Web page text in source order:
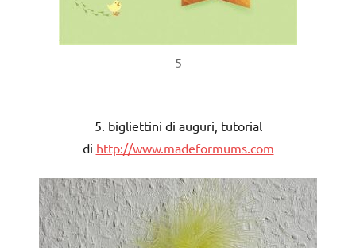
5
5. bigliettini di auguri, tutorial
di http://www.madeformums.com